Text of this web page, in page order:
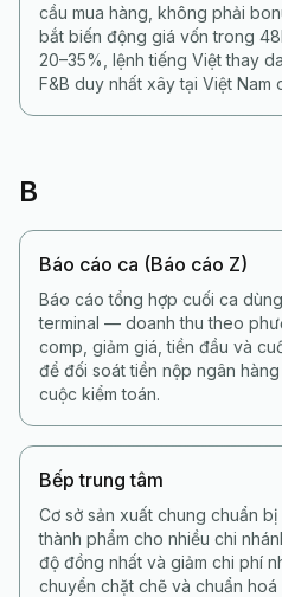
cầu mua hàng, không phải
bắt biến động giá vốn trong
20–35%, lệnh tiếng Việt thay
F&B duy nhất xây tại Việt Nam
B
Báo cáo ca (Báo cáo Z)
Báo cáo tổng hợp cuối ca
terminal — doanh thu theo
comp, giảm giá, tiền đầu và
để đối soát tiền nộp ngân
cuộc kiểm toán.
Bếp trung tâm
Cơ sở sản xuất chung chuẩn
thành phẩm cho nhiều chi
độ đồng nhất và giảm chi phí
chuyển chặt chẽ và chuẩn